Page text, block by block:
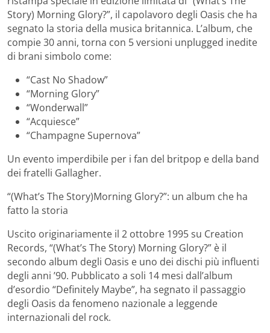
Story) Morning Glory?”, il capolavoro degli Oasis che ha
segnato la storia della musica britannica. L’album, che
compie 30 anni, torna con 5 versioni unplugged inedite
di brani simbolo come:
“Cast No Shadow”
“Morning Glory”
“Wonderwall”
“Acquiesce”
“Champagne Supernova”
Un evento imperdibile per i fan del britpop e della band
dei fratelli Gallagher.
“(What’s The Story)Morning Glory?”: un album che ha
fatto la storia
Uscito originariamente il 2 ottobre 1995 su Creation
Records, “(What’s The Story) Morning Glory?” è il
secondo album degli Oasis e uno dei dischi più influenti
degli anni ’90. Pubblicato a soli 14 mesi dall’album
d’esordio “Definitely Maybe”, ha segnato il passaggio
degli Oasis da fenomeno nazionale a leggende
internazionali del rock.